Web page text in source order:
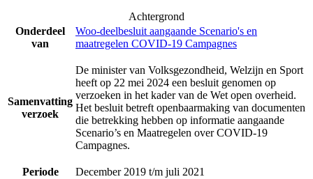
Achtergrond
Onderdeel
van
Woo-deelbesluit aangaande Scenario's en
maatregelen COVID-19 Campagnes
Samenvatting
verzoek
De minister van Volksgezondheid, Welzijn en Sport
heeft op 22 mei 2024 een besluit genomen op
verzoeken in het kader van de Wet open overheid.
Het besluit betreft openbaarmaking van documenten
die betrekking hebben op informatie aangaande
Scenario’s en Maatregelen over COVID-19
Campagnes.
Periode
December 2019 t/m juli 2021